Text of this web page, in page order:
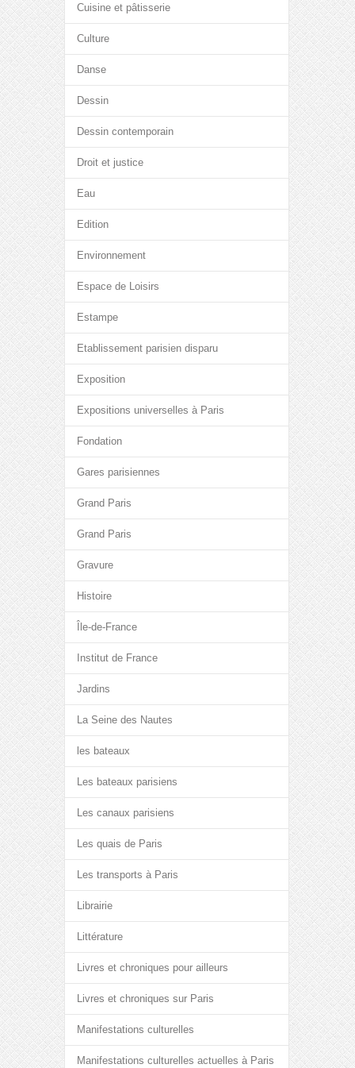
Cuisine et pâtisserie
Culture
Danse
Dessin
Dessin contemporain
Droit et justice
Eau
Edition
Environnement
Espace de Loisirs
Estampe
Etablissement parisien disparu
Exposition
Expositions universelles à Paris
Fondation
Gares parisiennes
Grand Paris
Grand Paris
Gravure
Histoire
Île-de-France
Institut de France
Jardins
La Seine des Nautes
les bateaux
Les bateaux parisiens
Les canaux parisiens
Les quais de Paris
Les transports à Paris
Librairie
Littérature
Livres et chroniques pour ailleurs
Livres et chroniques sur Paris
Manifestations culturelles
Manifestations culturelles actuelles à Paris